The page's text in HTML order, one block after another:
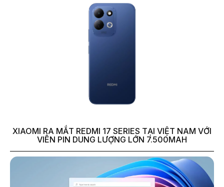
XIAOMI RA MẮT REDMI 17 SERIES TẠI VIỆT NAM VỚI
VIÊN PIN DUNG LƯỢNG LỚN 7.500MAH